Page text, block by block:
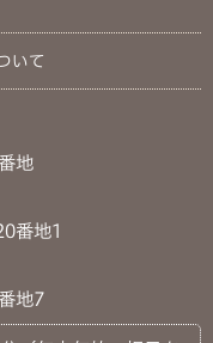
いて
地
番地1
地7